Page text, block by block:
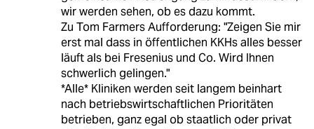
wir werden sehen, ob es dazu kommt.
Zu Tom Farmers Aufforderung: "Zeigen Sie mir
erst mal dass in öffentlichen KKHs alles besser
läuft als bei Fresenius und Co. Wird Ihnen
schwerlich gelingen."
*Alle* Kliniken werden seit langem beinhart
nach betriebswirtschaftlichen Prioritäten
betrieben, ganz egal ob staatlich oder privat